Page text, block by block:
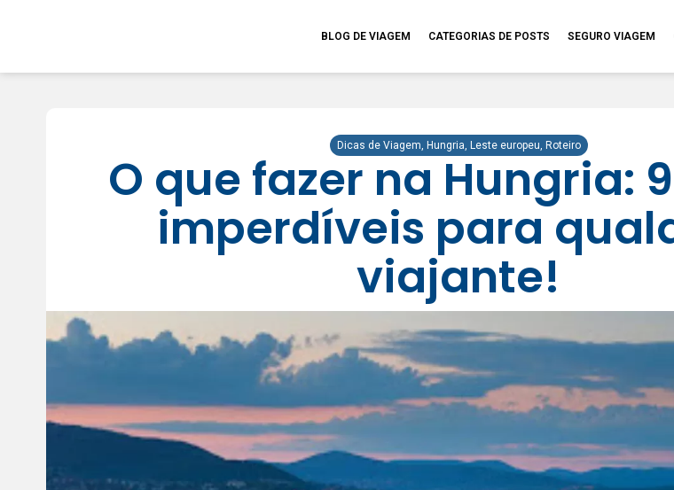
BLOG DE VIAGEM CATEGORIAS DE POSTS SEGURO VIAGEM
Dicas de Viagem, Hungria, Leste europeu, Roteiro
O que fazer na Hungria:
imperdíveis para
viajante!